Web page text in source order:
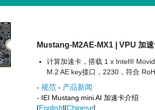
Mustang-M2AE-MX1 | VPU 加
计算加速卡，搭载 1 x Intel®
M.2 AE key接口，2230，符合
- 规范 - 产品新闻
- IEI Mustang mini AI 加速卡介绍
[English][Chinese]